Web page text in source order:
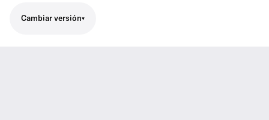
Cambiar versión